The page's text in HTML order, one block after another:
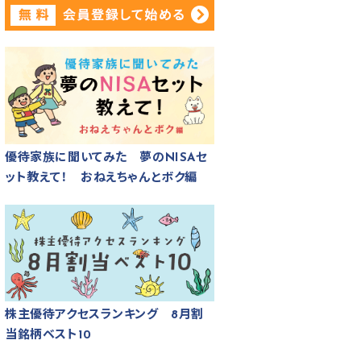
相当
優待家族に聞いてみた 夢のNISAセ
ット教えて！ おねえちゃんとボク編
株主優待アクセスランキング 8月割
当銘柄ベスト10